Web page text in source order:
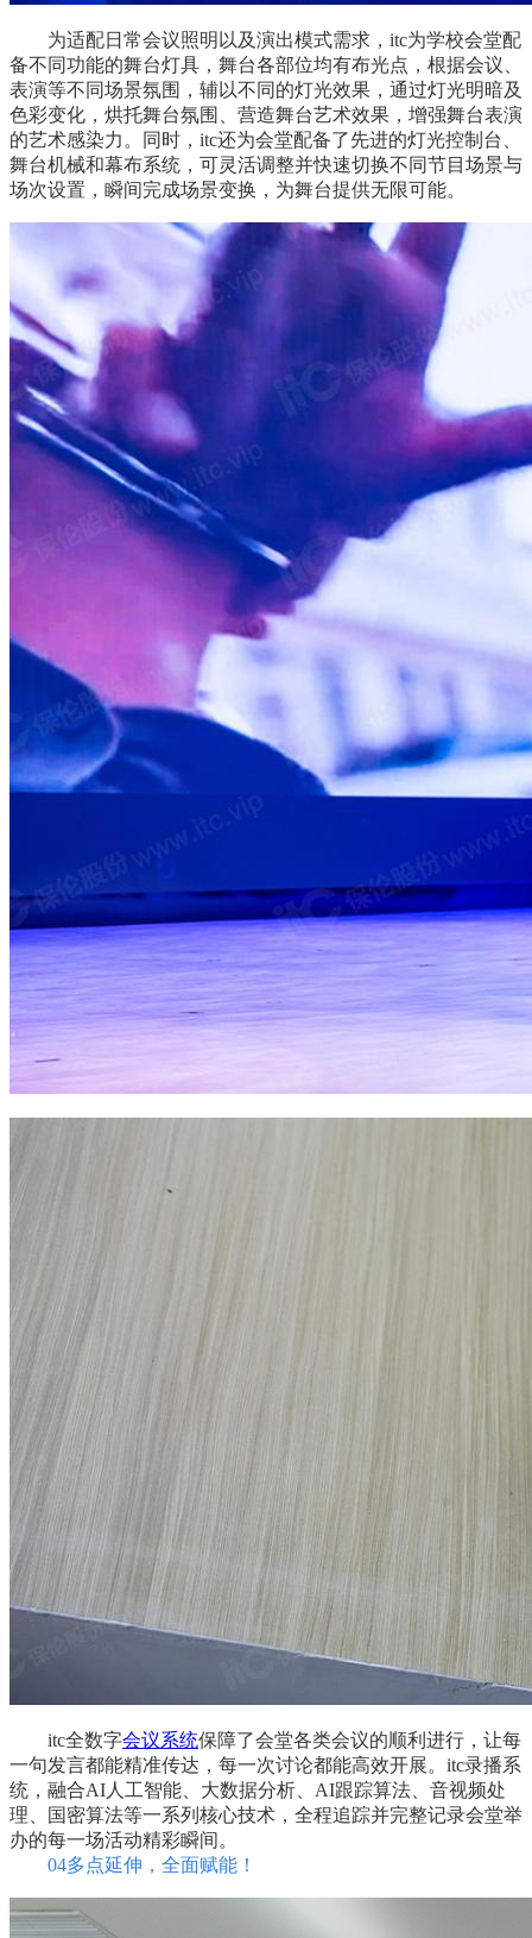
为适配日常会议照明以及演出模式需求，itc为学校会堂配
备不同功能的舞台灯具，舞台各部位均有布光点，根据会议、
表演等不同场景氛围，辅以不同的灯光效果，通过灯光明暗及
色彩变化，烘托舞台氛围、营造舞台艺术效果，增强舞台表演
的艺术感染力。同时，itc还为会堂配备了先进的灯光控制台、
舞台机械和幕布系统，可灵活调整并快速切换不同节目场景与
场次设置，瞬间完成场景变换，为舞台提供无限可能。
itc全数字会议系统保障了会堂各类会议的顺利进行，让每
一句发言都能精准传达，每一次讨论都能高效开展。itc录播系
统，融合AI人工智能、大数据分析、AI跟踪算法、音视频处
理、国密算法等一系列核心技术，全程追踪并完整记录会堂举
办的每一场活动精彩瞬间。
04多点延伸，全面赋能！